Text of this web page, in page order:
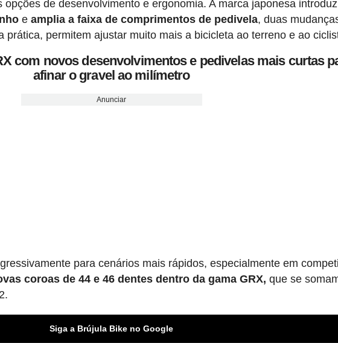
de desenvolvimento e ergonomia. A marca japonesa introduz
eamplia a faixa de comprimentos de pedivela, duas
prática, permitem ajustar muito mais a bicicleta ao terreno e ao
com novos desenvolvimentos e pedivelas mais curtas
afinar o gravel ao milímetro
Anunciar
para cenários mais rápidos, especialmente em
coroas de 44 e 46 dentes dentro da gama GRX, que se
Siga a Brújula Bike no Google